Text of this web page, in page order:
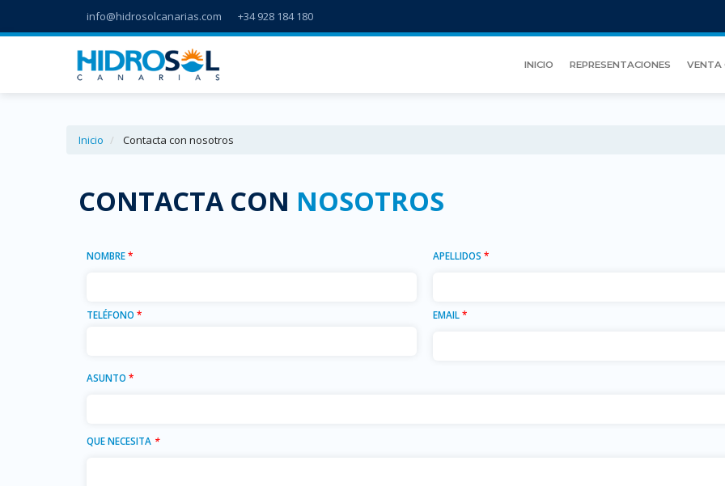
info@hidrosolcanarias.com +34 928 184 180
INICIO REPRESENTACIONES VENTA
Inicio Contacta con nosotros
CONTACTA CON NOSOTROS
NOMBRE* APELLIDOS *
TELÉFONO * EMAIL*
ASUNTO *
QUE NECESITA *